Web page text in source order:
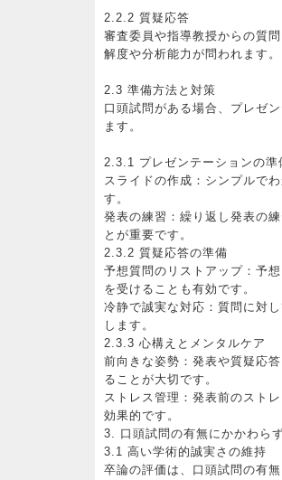
2.2.2 質疑応答
審査委員や指導教授からの質
解度や分析能力が問われます。
2.3 準備方法と対策
口頭試問がある場合、プレゼ
ます。
2.3.1 プレゼンテーションの準
スライドの作成：シンプルで
す。
発表の練習：繰り返し発表の
とが重要です。
2.3.2 質疑応答の準備
予想質問のリストアップ：予
を受けることも有効です。
冷静で誠実な対応：質問に対
します。
2.3.3 心構えとメンタルケア
前向きな姿勢：発表や質疑応
ることが大切です。
ストレス管理：発表前のスト
効果的です。
3. 口頭試問の有無にかかわら
3.1 高い学術的誠実さの維持
卒論の評価は、口頭試問の有